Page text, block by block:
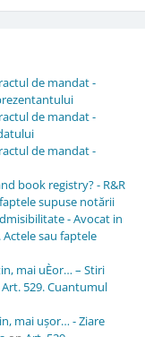
de mandat -
de mandat -
de mandat -
book registry? - R&R
supuse notării
- Avocat in
Actele sau faptele
mai uÈor… – Stiri
Art. 529. Cuantumul
mai ușor… - Ziare